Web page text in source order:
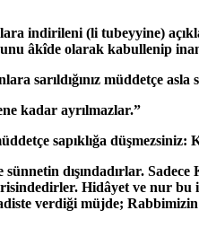
indirileni (li tubeyyine)
âkîde olarak kabullenip
sarıldığınız müddetçe
kadar ayrılmazlar.”
sapıklığa
dışındadırlar.
Hidâyet ve nur bu
verdiği müjde;